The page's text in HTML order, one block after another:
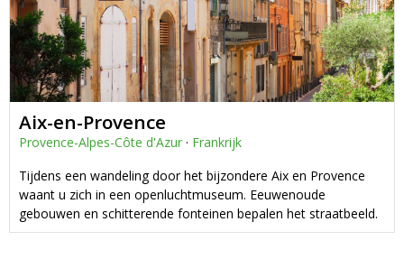
Aix-en-Provence
Provence-Alpes-Côte d'Azur · Frankrijk
Tijdens een wandeling door het bijzondere Aix en Provence
waant u zich in een openluchtmuseum. Eeuwenoude
gebouwen en schitterende fonteinen bepalen het straatbeeld.